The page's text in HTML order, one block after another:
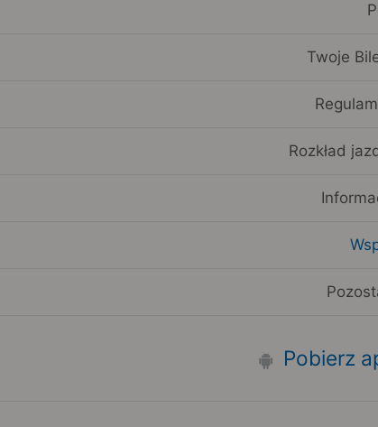
Twoje
Rozkład
Pobierz